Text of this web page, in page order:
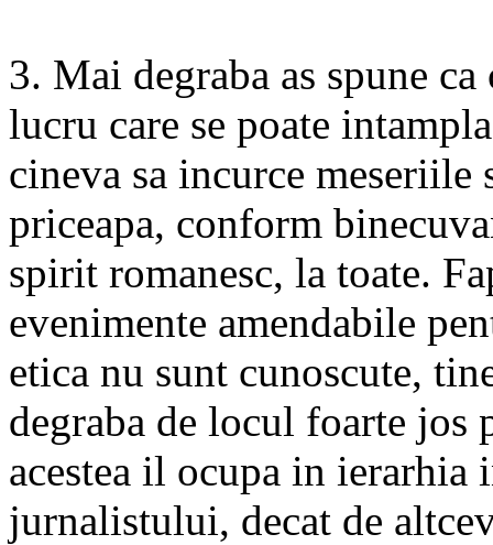
3. Mai degraba as spune
lucru care se poate
cineva sa incurce meseriile
priceapa, conform
spirit romanesc, la toate.
evenimente amendabile
etica nu sunt cunoscute,
degraba de locul foarte jos
acestea il ocupa in ierarhia
jurnalistului, decat de